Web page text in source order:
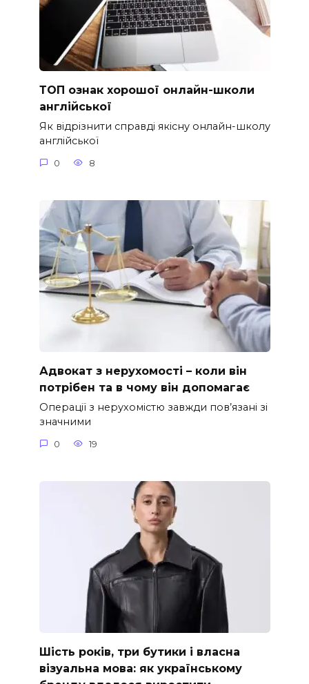
ТОП ознак хорошої онлайн-школи
англійської
Як відрізнити справді якісну онлайн-школу
англійської
0 8
Адвокат з нерухомості – коли він
потрібен та в чому він допомагає
Операції з нерухомістю завжди пов’язані зі
значними
0 19
Шість років, три бутики і власна
візуальна мова: як українському